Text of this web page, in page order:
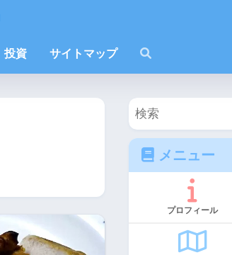
投資 サイトマップ
メニュー
プロフィール